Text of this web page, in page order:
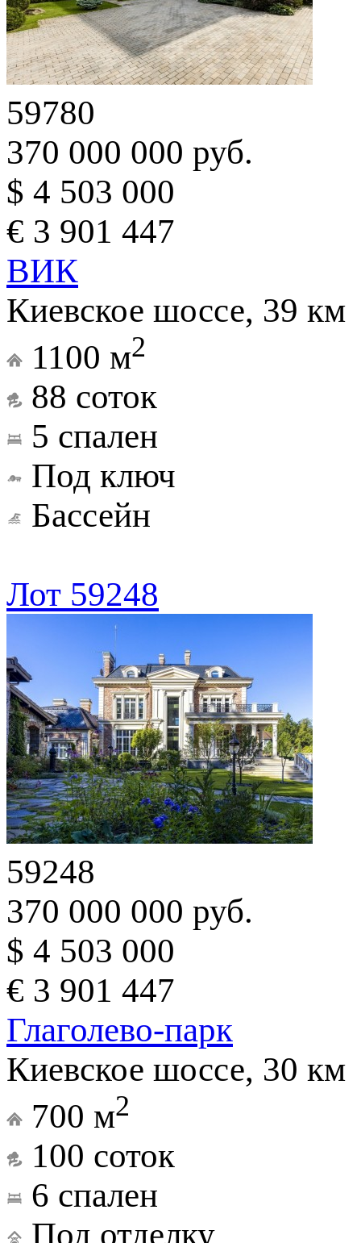
59780
370 000 000 руб.
$ 4 503 000
€ 3 901 447
ВИК
Киевское шоссе, 39 км
1100 м2
88 соток
5 спален
Под ключ
Бассейн
Лот 59248
59248
370 000 000 руб.
$ 4 503 000
€ 3 901 447
Глаголево-парк
Киевское шоссе, 30 км
700 м2
100 соток
6 спален
Под отделку